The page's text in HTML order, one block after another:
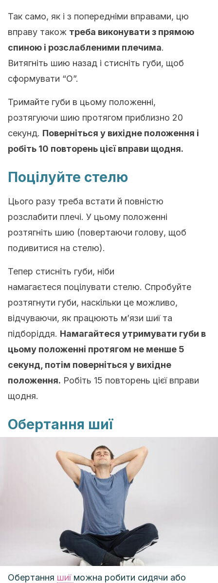
Так само, як і з попередніми вправами, цю
вправу також треба виконувати з прямою
спиною і розслабленими плечима.
Витягніть шию назад і стисніть губи, щоб
сформувати “O”.
Тримайте губи в цьому положенні,
розтягуючи шию протягом приблизно 20
секунд. Поверніться у вихідне положення і
робіть 10 повторень цієї вправи щодня.
Поцілуйте стелю
Цього разу треба встати й повністю
розслабити плечі. У цьому положенні
розтягніть шию (повертаючи голову, щоб
подивитися на стелю).
Тепер стисніть губи, ніби
намагаєтеся поцілувати стелю. Спробуйте
розтягнути губи, наскільки це можливо,
відчуваючи, як працюють м’язи шиї та
підборіддя. Намагайтеся утримувати губи в
цьому положенні протягом не менше 5
секунд, потім поверніться у вихідне
положення. Робіть 15 повторень цієї вправи
щодня.
Обертання шиї
Обертання шиї можна робити сидячи або